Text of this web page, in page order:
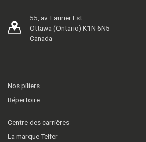
55, av. Laurier Est
Ottawa (Ontario) K1N 6N5
Canada
Nos piliers
Répertoire
Centre des carrières
La marque Telfer